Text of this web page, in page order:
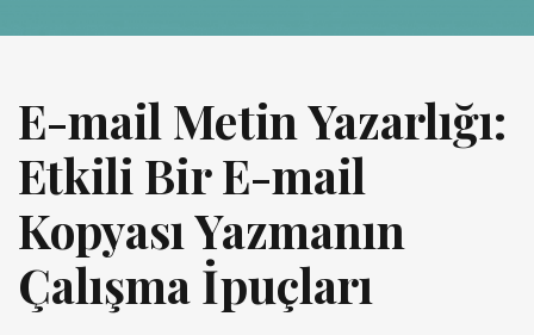
E-mail Metin Yazarlığı:
Etkili Bir E-mail
Kopyası Yazmanın
Çalışma İpuçları